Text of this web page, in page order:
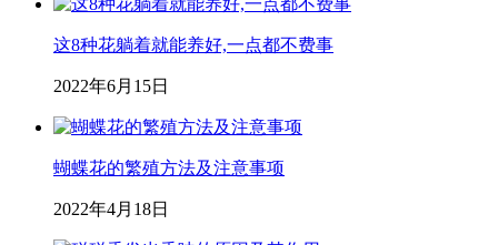
这8种花躺着就能养好,一点都不费事
2022年6月15日
蝴蝶花的繁殖方法及注意事项
2022年4月18日